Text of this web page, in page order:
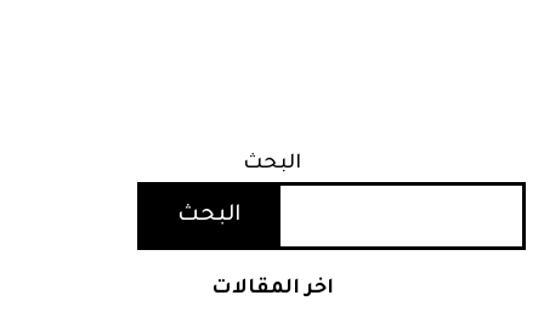
البحث
البحث
اخر المقالات